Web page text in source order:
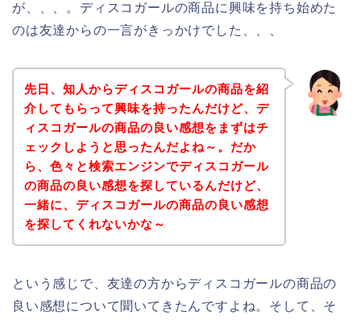
が、、、。ディスコガールの商品に興味を持ち始めた
のは友達からの一言がきっかけでした、、、
先日、知人からディスコガールの商品を紹
介してもらって興味を持ったんだけど、デ
ィスコガールの商品の良い感想をまずはチ
ェックしようと思ったんだよね～。だか
ら、色々と検索エンジンでディスコガール
の商品の良い感想を探しているんだけど、
一緒に、ディスコガールの商品の良い感想
を探してくれないかな～
という感じで、友達の方からディスコガールの商品の
良い感想について聞いてきたんですよね。そして、そ